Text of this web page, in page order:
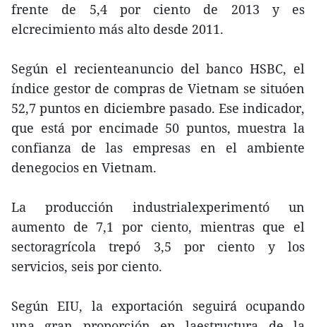
frente de 5,4 por ciento de 2013 y es
elcrecimiento más alto desde 2011.
Según el recienteanuncio del banco HSBC, el
índice gestor de compras de Vietnam se situóen
52,7 puntos en diciembre pasado. Ese indicador,
que está por encimade 50 puntos, muestra la
confianza de las empresas en el ambiente
denegocios en Vietnam.
La producción industrialexperimentó un
aumento de 7,1 por ciento, mientras que el
sectoragrícola trepó 3,5 por ciento y los
servicios, seis por ciento.
Según EIU, la exportación seguirá ocupando